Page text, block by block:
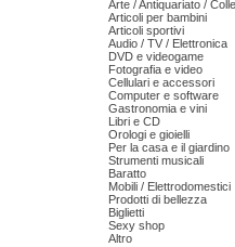
Arte / Antiquariato /
Articoli per bambini
Articoli sportivi
Audio / TV / Elettronica
DVD e videogame
Fotografia e video
Cellulari e accessori
Computer e software
Gastronomia e vini
Libri e CD
Orologi e gioielli
Per la casa e il giardino
Strumenti musicali
Baratto
Mobili / Elettrodomestici
Prodotti di bellezza
Biglietti
Sexy shop
Altro